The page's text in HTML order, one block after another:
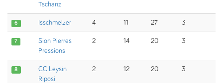
Tschanz
6 Isschmelzer 4 11 27 3
7
Sion Pierres
Pressions
2 14 20 3
8
CC Leysin
Riposi
2 12 20 3